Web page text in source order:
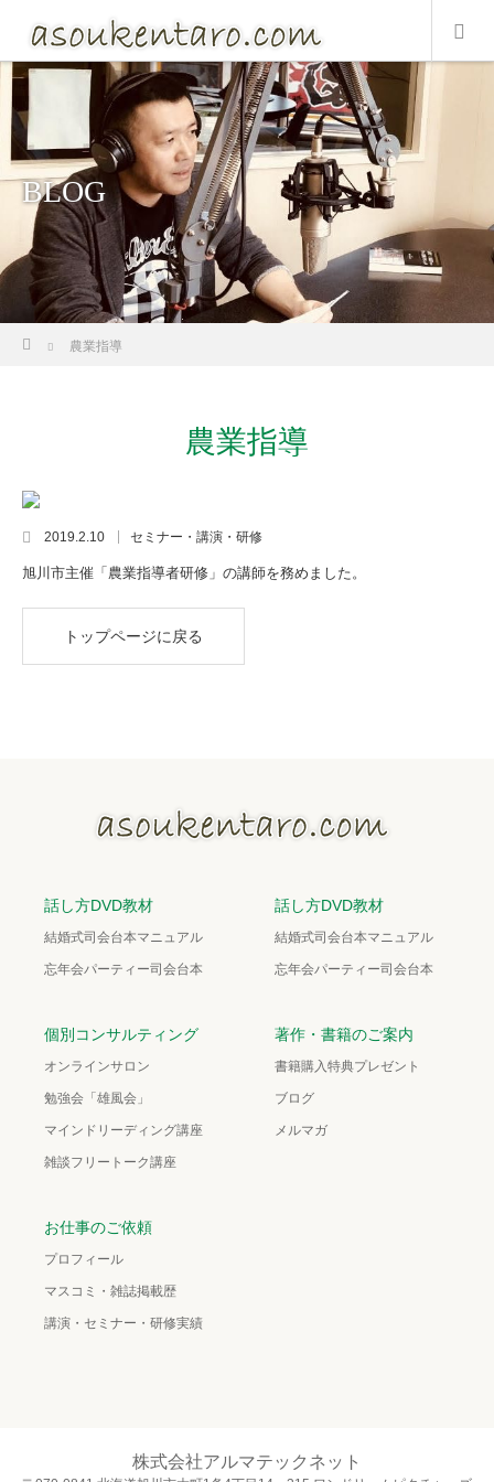
BLOG
ホーム
農業指導
農業指導
2019.2.10 セミナー・講演・研修
旭川市主催「農業指導者研修」の講師を務めました。
トップページに戻る
話し方DVD教材
結婚式司会台本マニュアル
忘年会パーティー司会台本
話し方DVD教材
結婚式司会台本マニュアル
忘年会パーティー司会台本
個別コンサルティング
オンラインサロン
勉強会「雄風会」
マインドリーディング講座
雑談フリートーク講座
著作・書籍のご案内
書籍購入特典プレゼント
ブログ
メルマガ
お仕事のご依頼
プロフィール
マスコミ・雑誌掲載歴
講演・セミナー・研修実績
株式会社アルマテックネット